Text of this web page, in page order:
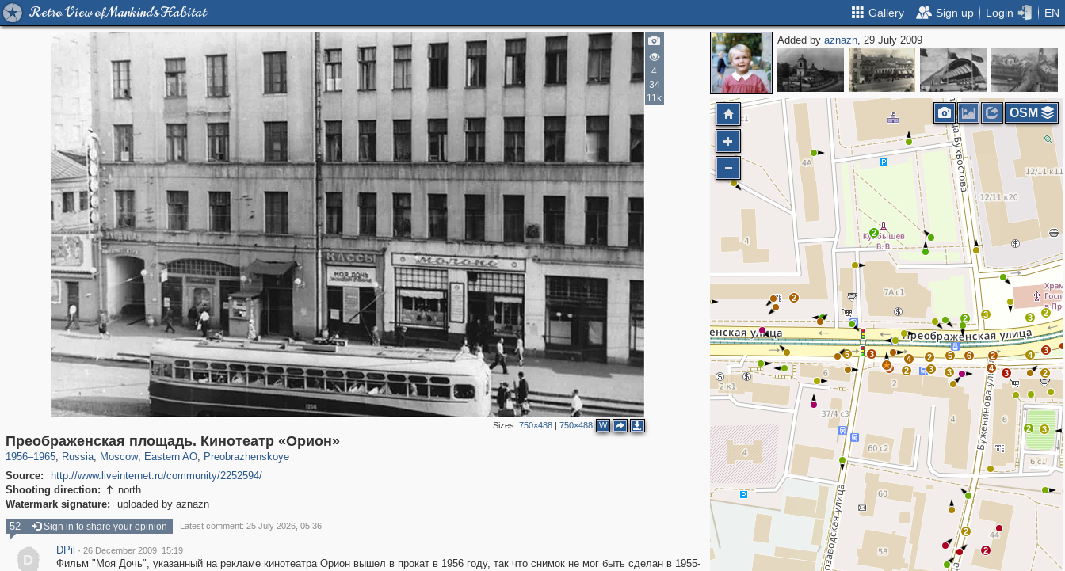
Retro View of Mankind's Habitat Gallery Sign up Login EN
4
34
11k
Sizes: 750×488| 750×488 W
Преображенская площадь. Кинотеатр «Орион»
1956–1965, Russia
1,406,684 29,243
, Moscow
319,864 8,286
, Eastern AO
20,939 306
, Preobrazhenskoye
2,400 55
Source:
http://www.liveinternet.ru/community/2252594/
Shooting direction:  north
Watermark signature:
uploaded by aznazn
Added byaznazn, 29 July 2009
2
5
2
5
3
4
2
2
3
5
3
6
2
2
2
3
3
2
4
3
4
2
3 2
3
2
OSM
52 Sign in to share your opinion Latest comment: 25 July 2026, 05:36
D
DPil · 26 December 2009, 15:19
Фильм "Моя Дочь", указанный на рекламе кинотеатра Орион вышел в прокат в 1956 году, так что снимок не мог быть сделан в 1955-